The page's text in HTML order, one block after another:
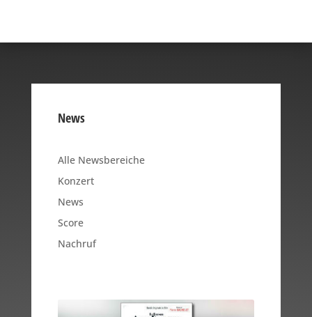
News
Alle Newsbereiche
Konzert
News
Score
Nachruf